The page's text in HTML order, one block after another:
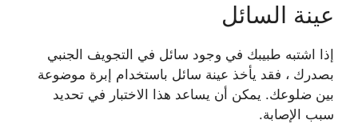
عينة السائل
إذا اشتبه طبيبك في وجود سائل في التجويف الجنبي
بصدرك ، فقد يأخذ عينة سائل باستخدام إبرة موضوعة
بين ضلوعك. يمكن أن يساعد هذا الاختبار في تحديد
سبب الإصابة.